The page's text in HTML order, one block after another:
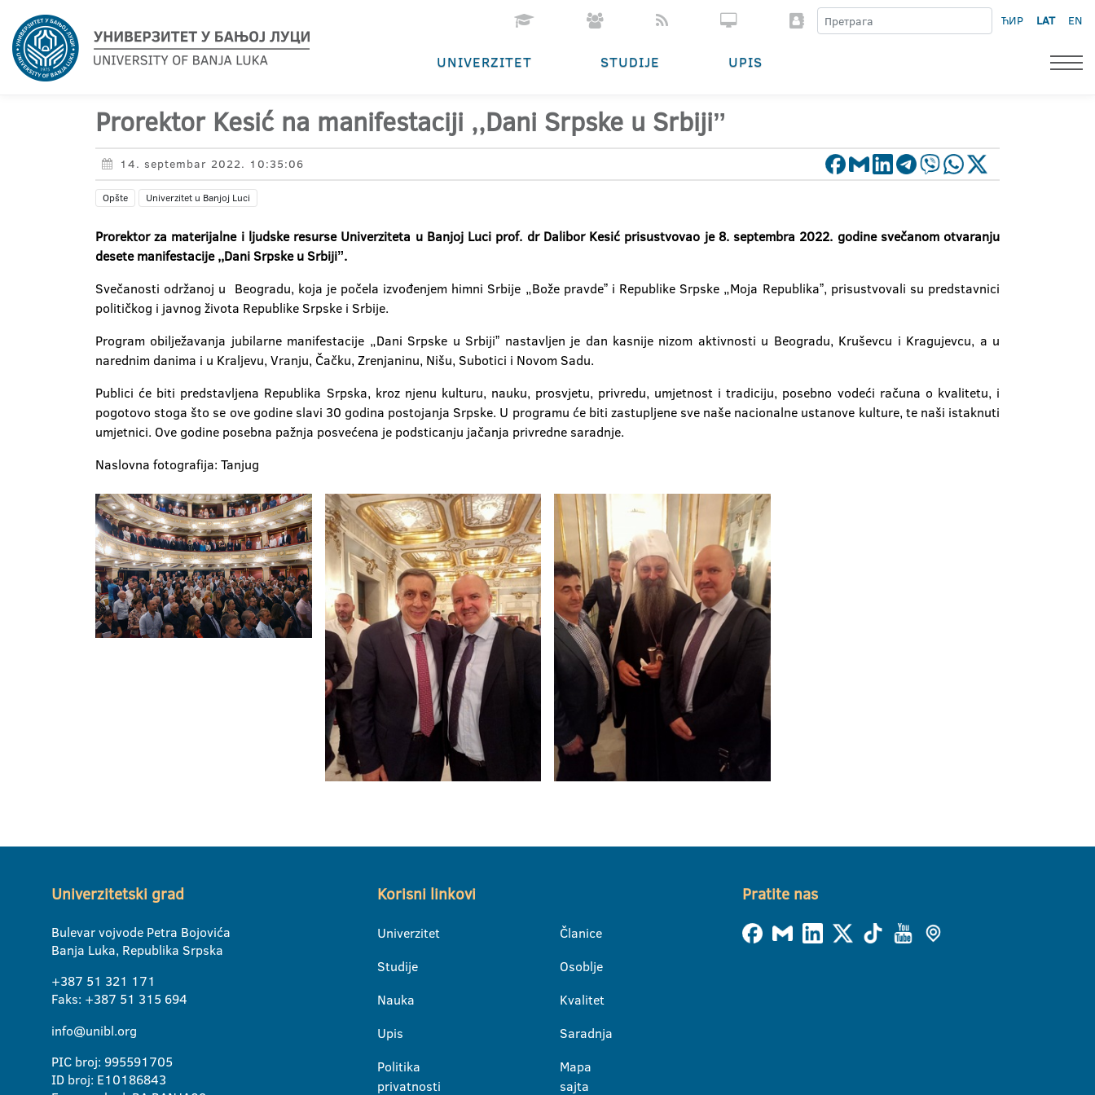
ЋИР LAT EN
UNIVERZITET STUDIJE UPIS
Prorektor Kesić na manifestaciji ,,Dani Srpske u Srbijiˮ
14. septembar 2022. 10:35:06
Opšte Univerzitet u Banjoj Luci
Prorektor za materijalne i ljudske resurse Univerziteta u Banjoj Luci prof. dr Dalibor Kesić prisustvovao je 8. septembra 2022. godine svečanom otvaranju
desete manifestacije ,,Dani Srpske u Srbijiˮ.
Svečanosti održanoj u Beogradu, koja je počela izvođenjem himni Srbije „Bože pravdeˮ i Republike Srpske „Moja Republikaˮ, prisustvovali su predstavnici
političkog i javnog života Republike Srpske i Srbije.
Program obilježavanja jubilarne manifestacije „Dani Srpske u Srbijiˮ nastavljen je dan kasnije nizom aktivnosti u Beogradu, Kruševcu i Kragujevcu, a u
narednim danima i u Kraljevu, Vranju, Čačku, Zrenjaninu, Nišu, Subotici i Novom Sadu.
Publici će biti predstavljena Republika Srpska, kroz njenu kulturu, nauku, prosvjetu, privredu, umjetnost i tradiciju, posebno vodeći računa o kvalitetu, i
pogotovo stoga što se ove godine slavi 30 godina postojanja Srpske. U programu će biti zastupljene sve naše nacionalne ustanove kulture, te naši istaknuti
umjetnici. Ove godine posebna pažnja posvećena je podsticanju jačanja privredne saradnje.
Naslovna fotografija: Tanjug
Univerzitetski grad
Bulevar vojvode Petra Bojovića
Banja Luka, Republika Srpska
+387 51 321 171
Faks: +387 51 315 694
info@unibl.org
PIC broj: 995591705
ID broj: E10186843
Korisni linkovi
Univerzitet
Studije
Nauka
Upis
Politika
privatnosti
Članice
Osoblje
Kvalitet
Saradnja
Mapa
sajta
Pratite nas